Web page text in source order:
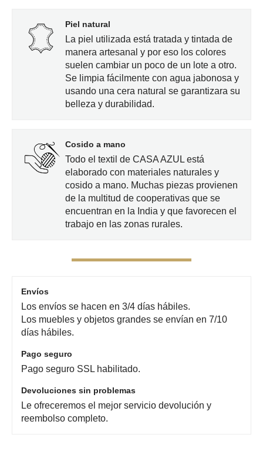
Piel natural
La piel utilizada está tratada y tintada de
manera artesanal y por eso los colores
suelen cambiar un poco de un lote a otro.
Se limpia fácilmente con agua jabonosa y
usando una cera natural se garantizara su
belleza y durabilidad.
Cosido a mano
Todo el textil de CASA AZUL está
elaborado con materiales naturales y
cosido a mano. Muchas piezas provienen
de la multitud de cooperativas que se
encuentran en la India y que favorecen el
trabajo en las zonas rurales.
Envíos
Los envíos se hacen en 3/4 días hábiles.
Los muebles y objetos grandes se envían en 7/10
días hábiles.
Pago seguro
Pago seguro SSL habilitado.
Devoluciones sin problemas
Le ofreceremos el mejor servicio devolución y
reembolso completo.